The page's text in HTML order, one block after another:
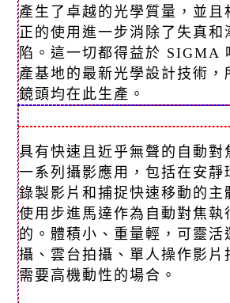
產生了卓越的光學質量，並且
正的使用進一步消除了失真和
陷。這一切都得益於 SIGMA
產基地的最新光學設計技術，
鏡頭均在此生產。
具有快速且近乎無聲的自動對
一系列攝影應用，包括在安靜
錄製影片和捕捉快速移動的主
使用步進馬達作為自動對焦執
的。體積小、重量輕，可靈活
攝、雲台拍攝、單人操作影片
需要高機動性的場合。